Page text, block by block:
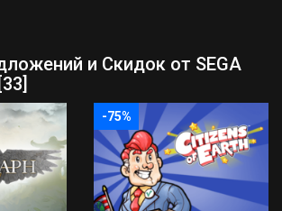
и Скидок от SEGA
-75%